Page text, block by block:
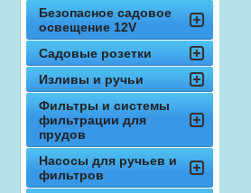
Безопасное садовое
освещение 12V
Садовые розетки
Изливы и ручьи
Фильтры и системы
фильтрации для
прудов
Насосы для ручьев и
фильтров